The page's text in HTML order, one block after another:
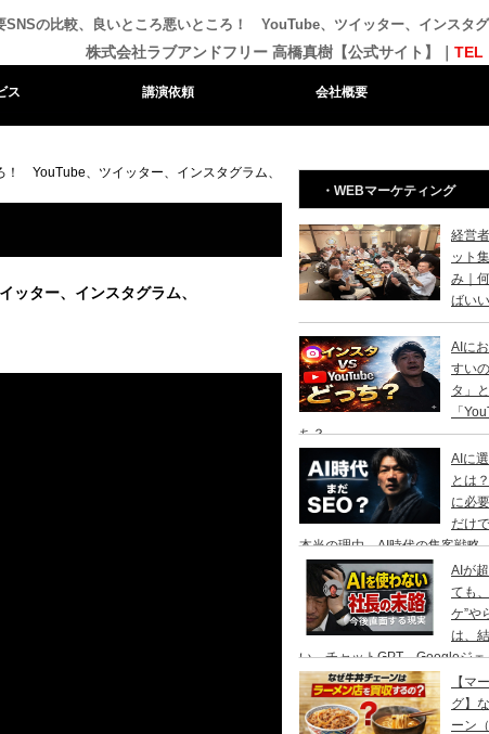
SNSの比較、良いところ悪いところ！ YouTube、ツイッター、インスタ
株式会社ラブアンドフリー 高橋真樹【公式サイト】｜ TEL
ス 講演依頼 会社概要
YouTube、ツイッター、インスタグラム、
ター、インスタグラム、
・WEBマーケティング
経営
ット
み｜
ばい
AIに
すい
タ」と
「
ち？
AIに
とは
に必
だけ
本当の理由、AI時代の集客戦略
AIが
ても
ケ”や
は、
い。チャットGPT、Googleジェ
【マ
グ】
ーン